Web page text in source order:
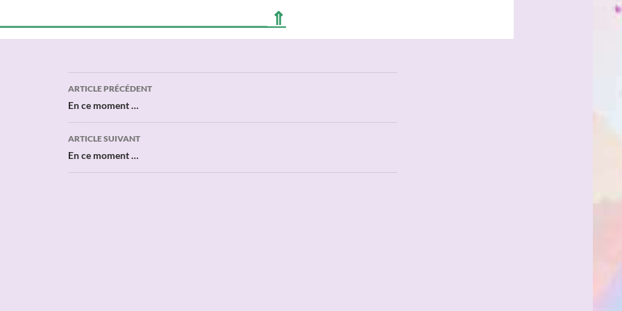
⇑
Navigation
des
articles
ARTICLE PRÉCÉDENT
En ce moment …
ARTICLE SUIVANT
En ce moment …